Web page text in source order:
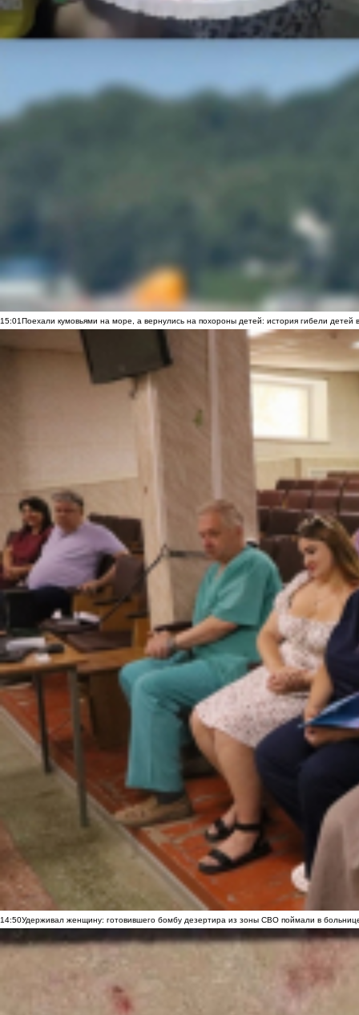
15:01Поехали кумовьями на море, а вернулись на похороны детей: история гибели детей
14:50Удерживал женщину: готовившего бомбу дезертира из зоны СВО поймали в